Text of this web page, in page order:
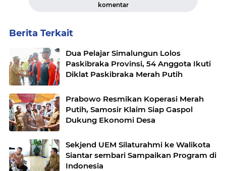
komentar
Berita Terkait
Dua Pelajar Simalungun Lolos
Paskibraka Provinsi, 54 Anggota Ikuti
Diklat Paskibraka Merah Putih
Prabowo Resmikan Koperasi Merah
Putih, Samosir Klaim Siap Gaspol
Dukung Ekonomi Desa
Sekjend UEM Silaturahmi ke Walikota
Siantar sembari Sampaikan Program di
Indonesia